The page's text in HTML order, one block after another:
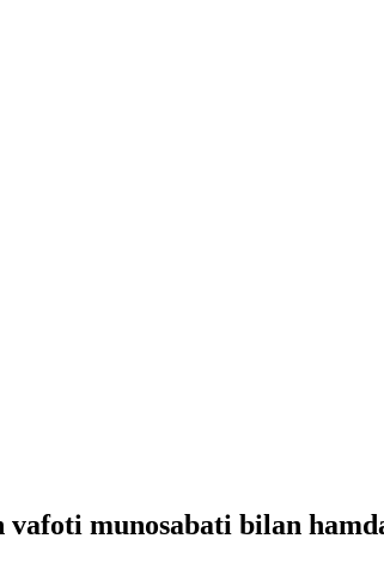
munosabati bilan